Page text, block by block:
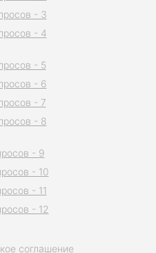
соглашение
- 3
- 4
- 5
- 6
- 7
- 8
- 9
- 10
- 11
- 12